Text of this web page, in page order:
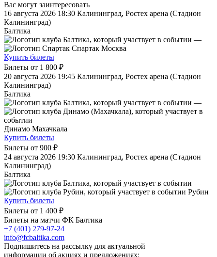
Вас могут заинтересовать
16 августа 2026 18:30 Калининград, Ростех арена (Стадион
Калининград)
Балтика
—
Спартак Москва
Купить билеты
Билеты от 1 800 ₽
20 августа 2026 19:45 Калининград, Ростех арена (Стадион
Калининград)
Балтика
—
Динамо Махачкала
Купить билеты
Билеты от 900 ₽
24 августа 2026 19:30 Калининград, Ростех арена (Стадион
Калининград)
Балтика
—
Рубин
Купить билеты
Билеты от 1 400 ₽
Билеты на матчи ФК Балтика
+7 (401) 279-97-24
info@fcbaltika.com
Подпишитесь на рассылку для актуальной
информации об акциях и предложениях: